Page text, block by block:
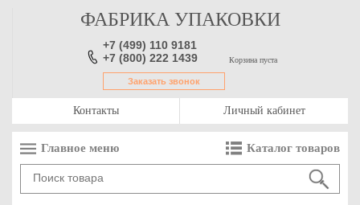
ФАБРИКА УПАКОВКИ
+7 (499) 110 9181
+7 (800) 222 1439
Заказать звонок
Корзина пуста
Контакты Личный кабинет
Главное меню Каталог товаров